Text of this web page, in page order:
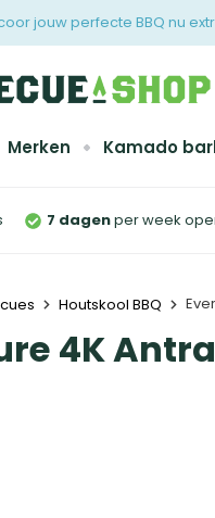
jouw perfecte BBQ nu
Merken Kamado
7 dagenper week
Houtskool BBQ
4K